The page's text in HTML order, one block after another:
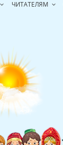
ЧИТАТЕЛЯМ